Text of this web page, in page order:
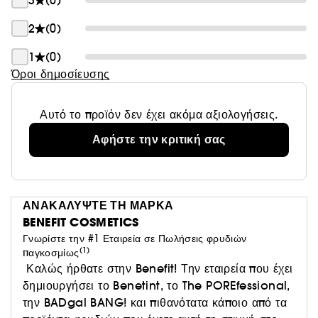
τζελ καθαρισμού The POREfessional Good Cleanup
(πωλούνται χωριστά) για εξαιρετικά φρέσκια και
2
(0)
1
(0)
Όροι δημοσίευσης
Αυτό το προϊόν δεν έχει ακόμα αξιολογήσεις.
Αφήστε την κριτική σας
ΑΝΑΚΑΛΥΨΤΕ ΤΗ ΜΑΡΚΑ
BENEFIT COSMETICS
Γνωρίστε την #1 Εταιρεία σε Πωλήσεις φρυδιών
παγκοσμίως(1)
Καλώς ήρθατε στην Benefit! Την εταιρεία που έχει
δημιουργήσει το Benetint, το The POREfessional,
την BADgal BANG! και πιθανότατα κάποιο από τα